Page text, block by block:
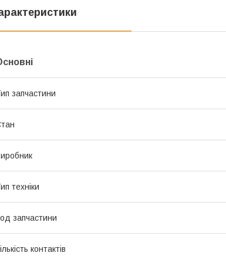
запчастини
техніки
запчастини
контактів